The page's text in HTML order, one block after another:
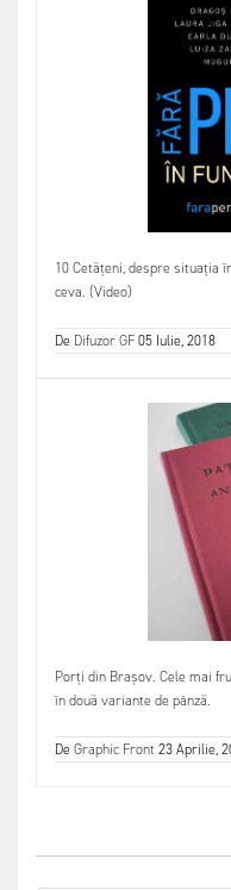
10 Cetățeni, despre situația
ceva. (Video)
De Difuzor GF05 Iulie, 2018
Porți din Brașov. Cele mai
în două variante de pânză.
DeGraphic Front23 Aprilie,